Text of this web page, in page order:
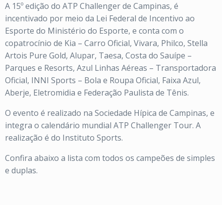
A 15º edição do ATP Challenger de Campinas, é
incentivado por meio da Lei Federal de Incentivo ao
Esporte do Ministério do Esporte, e conta com o
copatrocínio de Kia – Carro Oficial, Vivara, Philco, Stella
Artois Pure Gold, Alupar, Taesa, Costa do Sauípe –
Parques e Resorts, Azul Linhas Aéreas – Transportadora
Oficial, INNI Sports – Bola e Roupa Oficial, Faixa Azul,
Aberje, Eletromidia e Federação Paulista de Tênis.
O evento é realizado na Sociedade Hípica de Campinas, e
integra o calendário mundial ATP Challenger Tour. A
realização é do Instituto Sports.
Confira abaixo a lista com todos os campeões de simples
e duplas.